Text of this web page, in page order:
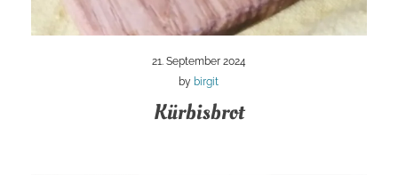
21. September 2024
by birgit
Kürbisbrot